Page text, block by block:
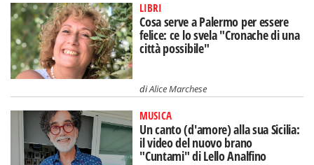
LIBRI
Cosa serve a Palermo per essere
felice: ce lo svela "Cronache di una
città possibile"
diAlice Marchese
MUSICA
Un canto (d'amore) alla sua Sicilia:
il video del nuovo brano
"Cuntami" di Lello Analfino